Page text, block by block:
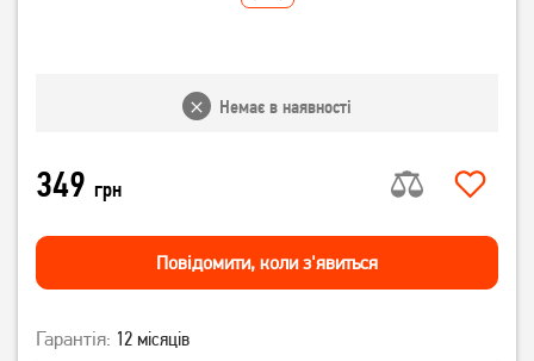
Немає в наявності
349 грн
Повiдомити, коли з'явиться
Гарантія: 12 місяців